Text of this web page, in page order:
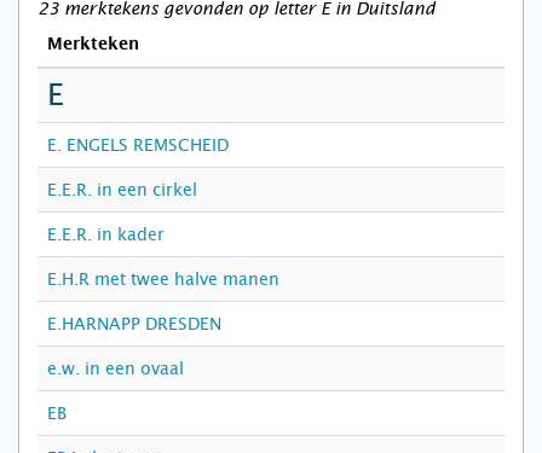
23 merktekens gevonden op letter E in Duitsland
Merkteken
E
E. ENGELS REMSCHEID
E.E.R. in een cirkel
E.E.R. in kader
E.H.R met twee halve manen
E.HARNAPP DRESDEN
e.w. in een ovaal
EB